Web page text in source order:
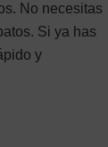
No necesitas
Si ya has
y